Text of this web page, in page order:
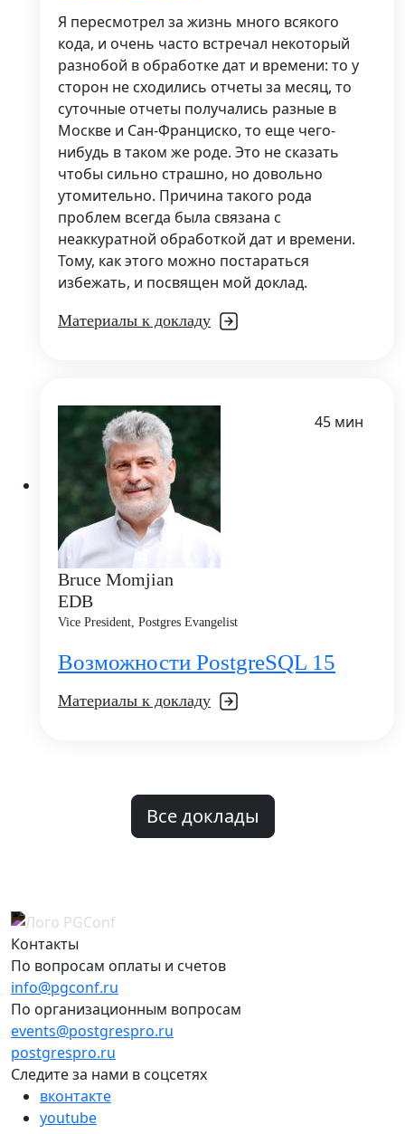
Я пересмотрел за жизнь много всякого
кода, и очень часто встречал некоторый
разнобой в обработке дат и времени: то у
сторон не сходились отчеты за месяц, то
суточные отчеты получались разные в
Москве и Сан-Франциско, то еще чего-
нибудь в таком же роде. Это не сказать
чтобы сильно страшно, но довольно
утомительно. Причина такого рода
проблем всегда была связана с
неаккуратной обработкой дат и времени.
Тому, как этого можно постараться
избежать, и посвящен мой доклад.
Материалы к докладу
Bruce Momjian
EDB
Vice President, Postgres Evangelist
45 мин
Возможности PostgreSQL 15
Материалы к докладу
Все доклады
Контакты
По вопросам оплаты и счетов
info@pgconf.ru
По организационным вопросам
events@postgrespro.ru
postgrespro.ru
Следите за нами в соцсетях
вконтакте
youtube